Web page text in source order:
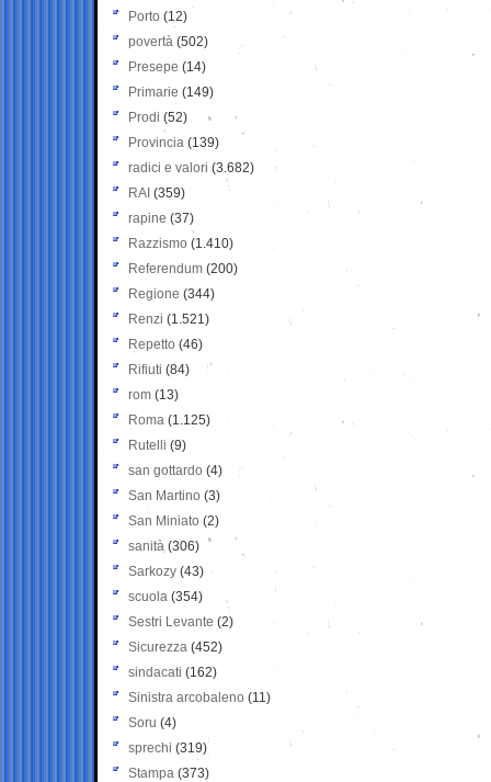
Porto (12)
povertà (502)
Presepe (14)
Primarie (149)
Prodi (52)
Provincia (139)
radici e valori (3.682)
RAI (359)
rapine (37)
Razzismo (1.410)
Referendum (200)
Regione (344)
Renzi (1.521)
Repetto (46)
Rifiuti (84)
rom (13)
Roma (1.125)
Rutelli (9)
san gottardo (4)
San Martino (3)
San Miniato (2)
sanità (306)
Sarkozy (43)
scuola (354)
Sestri Levante (2)
Sicurezza (452)
sindacati (162)
Sinistra arcobaleno (11)
Soru (4)
sprechi (319)
Stampa (373)